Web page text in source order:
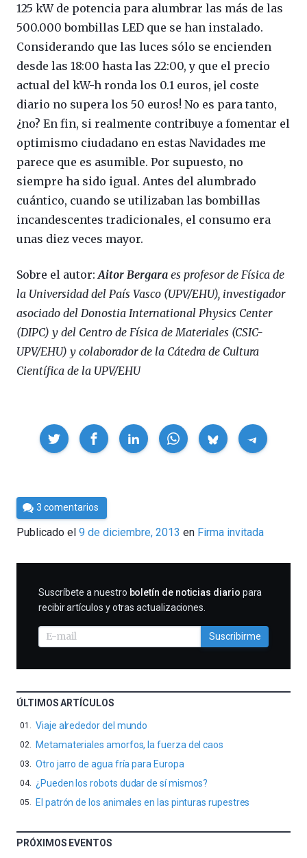
125 kW de potencia para alumbrar las más de las
500.000 bombillas LED que se han instalado.
Considerando que las luces sólo se encienden
desde las 18:00 hasta las 22:00, y que el precio
actual del kW-h ronda los 0.1 euros, ¡el coste
diario no supera los 50 euros! No es para tanto,
¿no? En fin, si realmente contribuye a fomentar el
optimismo ciudadano en estas Navidades me
parece que es asumible. Por supuesto, no
siempre ha sido igual. Antes del alumbrado
cuántico, cuando se utilizaban las bombillas
incandescentes tradicionales, el consumo era
unas diez veces mayor.
Sobre el autor:Aitor Bergara es profesor de Física de
la Universidad del País Vasco (UPV/EHU), investigador
asociado del Donostia International Physics Center
(DIPC) y del Centro de Física de Materiales (CSIC-
UPV/EHU) y colaborador de la Cátedra de Cultura
Científica de la UPV/EHU
Compartir
Por
Cultura
Cientifica
3 comentarios
Publicado el 9 de diciembre, 2013 en Firma invitada
SUSCRIBIRME
Suscríbete a nuestro boletín de noticias diario para
recibir artículos y otras actualizaciones.
Suscribirme
ÚLTIMOS ARTÍCULOS
Viaje alrededor del mundo
Metamateriales amorfos, la fuerza del caos
Otro jarro de agua fría para Europa
¿Pueden los robots dudar de sí mismos?
El patrón de los animales en las pinturas rupestres
PRÓXIMOS EVENTOS